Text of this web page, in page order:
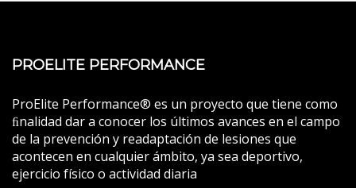
PROELITE PERFORMANCE
ProElite Performance® es un proyecto que tiene como
ﬁnalidad dar a conocer los últimos avances en el campo
de la prevención y readaptación de lesiones que
acontecen en cualquier ámbito, ya sea deportivo,
ejercicio físico o actividad diaria